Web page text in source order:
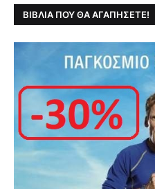
ΒΙΒΛΙΑ ΠΟΥ ΘΑ ΑΓΑΠΗΣΕΤΕ!